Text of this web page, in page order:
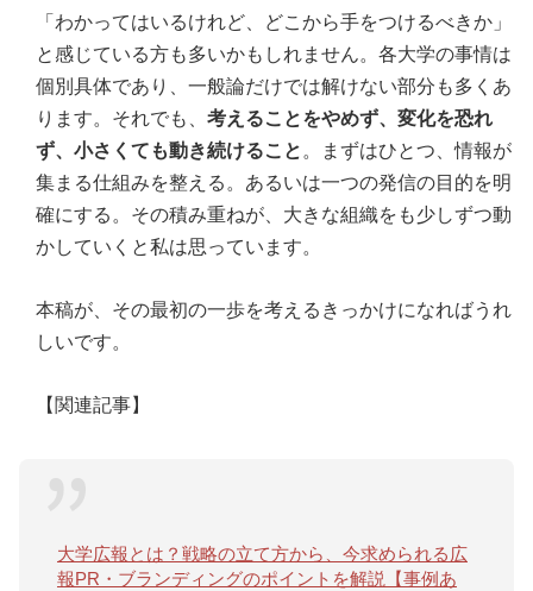
「わかってはいるけれど、どこから手をつけるべきか」
と感じている方も多いかもしれません。各大学の事情は
個別具体であり、一般論だけでは解けない部分も多くあ
ります。それでも、 考えることをやめず、変化を恐れ
ず、小さくても動き続けること。まずはひとつ、情報が
集まる仕組みを整える。あるいは一つの発信の目的を明
確にする。その積み重ねが、大きな組織をも少しずつ動
かしていくと私は思っています。
本稿が、その最初の一歩を考えるきっかけになればうれ
しいです。
【関連記事】
大学広報とは？戦略の立て方から、今求められる広
報PR・ブランディングのポイントを解説【事例あ